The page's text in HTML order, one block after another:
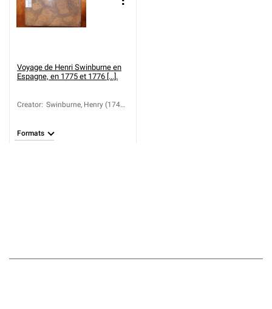
Voyage de Henri Swinburne en
Espagne, en 1775 et 1776 [...].
Creator: Swinburne, Henry (1743-
Formats